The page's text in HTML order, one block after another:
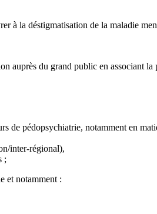
à la déstigmatisation de la maladie
auprès du grand public en associant la
de pédopsychiatrie, notamment en
inter-régional),
;
et notamment :